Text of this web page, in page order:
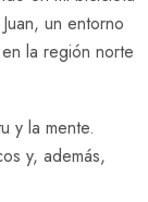
un entorno
la región norte
y la mente.
y, además,